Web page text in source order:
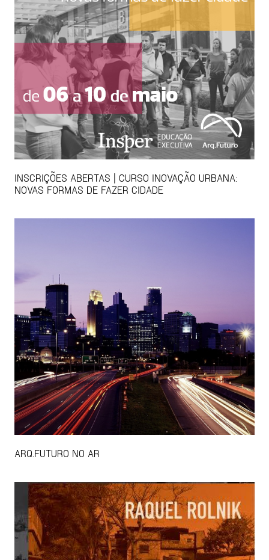
INSCRIÇÕES ABERTAS | CURSO INOVAÇÃO URBANA:
NOVAS FORMAS DE FAZER CIDADE
ARQ.FUTURO NO AR